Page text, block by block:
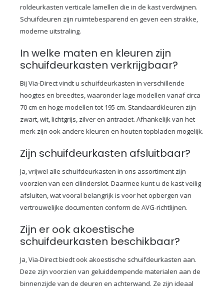
roldeurkasten verticale lamellen die in de kast verdwijnen.
Schuifdeuren zijn ruimtebesparend en geven een strakke,
moderne uitstraling.
In welke maten en kleuren zijn
schuifdeurkasten verkrijgbaar?
Bij Via-Direct vindt u schuifdeurkasten in verschillende
hoogtes en breedtes, waaronder lage modellen vanaf circa
70 cm en hoge modellen tot 195 cm. Standaardkleuren zijn
zwart, wit, lichtgrijs, zilver en antraciet. Afhankelijk van het
merk zijn ook andere kleuren en houten topbladen mogelijk.
Zijn schuifdeurkasten afsluitbaar?
Ja, vrijwel alle schuifdeurkasten in ons assortiment zijn
voorzien van een cilinderslot. Daarmee kunt u de kast veilig
afsluiten, wat vooral belangrijk is voor het opbergen van
vertrouwelijke documenten conform de AVG-richtlijnen.
Zijn er ook akoestische
schuifdeurkasten beschikbaar?
Ja, Via-Direct biedt ook akoestische schuifdeurkasten aan.
Deze zijn voorzien van geluiddempende materialen aan de
binnenzijde van de deuren en achterwand. Ze zijn ideaal